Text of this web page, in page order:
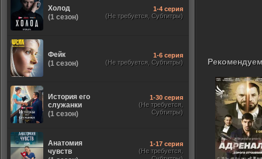
Холод
(1 сезон)
1-4 серия
(Не требуется, Субтитры)
Фейк
(1 сезон)
1-6 серия
(Не требуется, Субтитры)
История его
служанки
(1 сезон)
1-30 серия
(Не требуется,
Субтитры)
Анатомия
чувств
1-17 серия
(Не требуется,